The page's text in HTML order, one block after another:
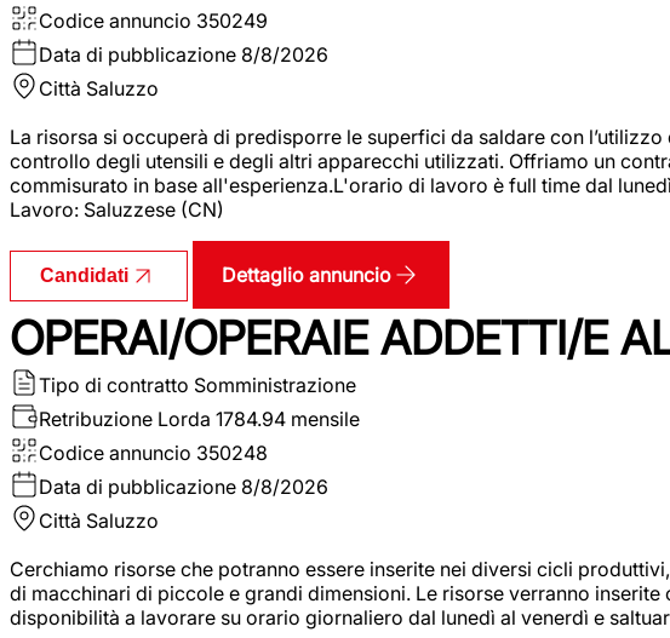
Codice annuncio 350249
Data di pubblicazione 8/8/2026
Città Saluzzo
La risorsa si occuperà di predisporre le superfici da saldare con
controllo degli utensili e degli altri apparecchi utilizzati. Offriamo un
commisurato in base all'esperienza.L'orario di lavoro è full time dal
Lavoro: Saluzzese (CN)
Candidati Dettaglio annuncio
OPERAI/OPERAIE ADDETTI/E
Tipo di contratto Somministrazione
Retribuzione Lorda 1784.94 mensile
Codice annuncio 350248
Data di pubblicazione 8/8/2026
Città Saluzzo
Cerchiamo risorse che potranno essere inserite nei diversi cicli
di macchinari di piccole e grandi dimensioni. Le risorse verranno
disponibilità a lavorare su orario giornaliero dal lunedì al venerdì e